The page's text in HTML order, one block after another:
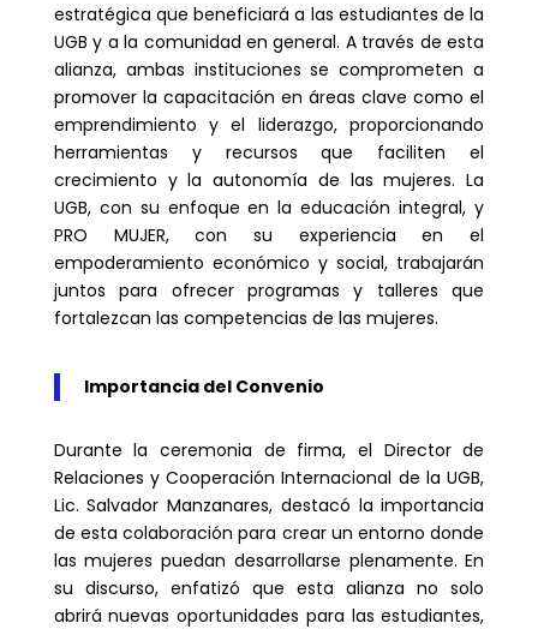
estratégica que beneficiará a las estudiantes de la
UGB y a la comunidad en general. A través de esta
alianza, ambas instituciones se comprometen a
promover la capacitación en áreas clave como el
emprendimiento y el liderazgo, proporcionando
herramientas y recursos que faciliten el
crecimiento y la autonomía de las mujeres. La
UGB, con su enfoque en la educación integral, y
PRO MUJER, con su experiencia en el
empoderamiento económico y social, trabajarán
juntos para ofrecer programas y talleres que
fortalezcan las competencias de las mujeres.
Importancia del Convenio
Durante la ceremonia de firma, el Director de
Relaciones y Cooperación Internacional de la UGB,
Lic. Salvador Manzanares, destacó la importancia
de esta colaboración para crear un entorno donde
las mujeres puedan desarrollarse plenamente. En
su discurso, enfatizó que esta alianza no solo
abrirá nuevas oportunidades para las estudiantes,